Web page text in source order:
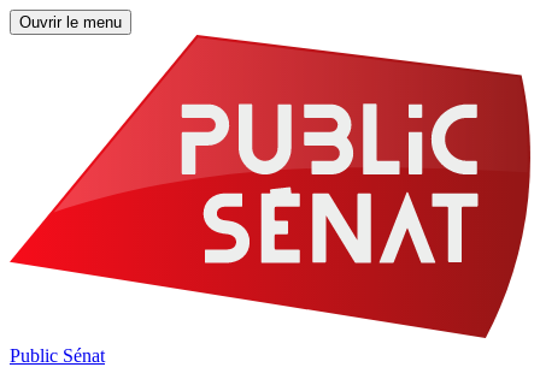
Ouvrir le menu
Public Sénat